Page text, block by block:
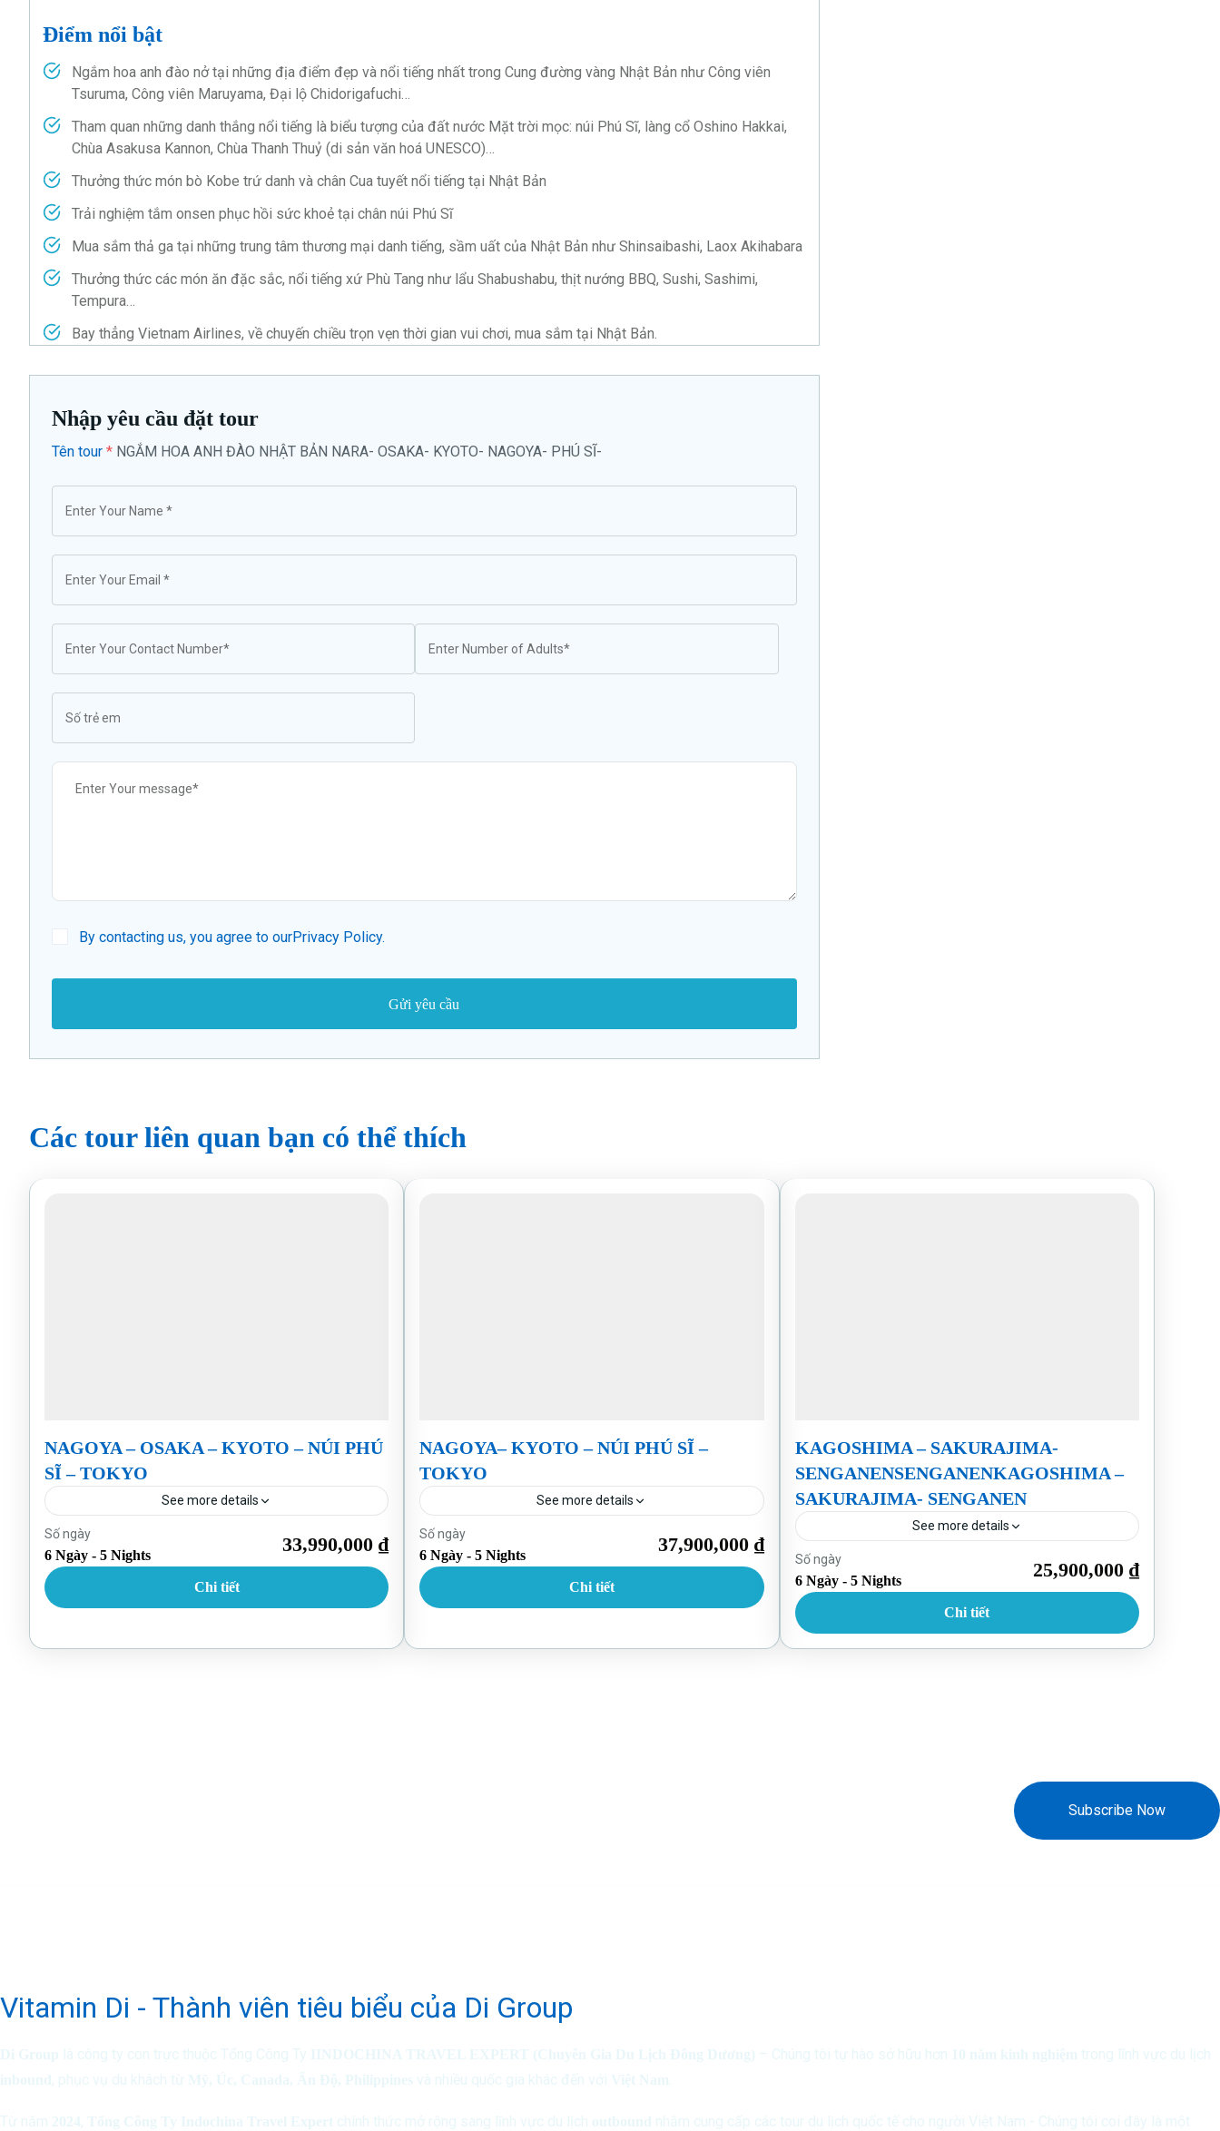
Điểm nổi bật
Ngắm hoa anh đào nở tại những địa điểm đẹp và nổi tiếng nhất trong Cung đường vàng Nhật Bản như Công viên
Tsuruma, Công viên Maruyama, Đại lộ Chidorigafuchi…
Tham quan những danh thắng nổi tiếng là biểu tượng của đất nước Mặt trời mọc: núi Phú Sĩ, làng cổ Oshino Hakkai,
Chùa Asakusa Kannon, Chùa Thanh Thuỷ (di sản văn hoá UNESCO)…
Thưởng thức món bò Kobe trứ danh và chân Cua tuyết nổi tiếng tại Nhật Bản
Trải nghiệm tắm onsen phục hồi sức khoẻ tại chân núi Phú Sĩ
Mua sắm thả ga tại những trung tâm thương mại danh tiếng, sầm uất của Nhật Bản như Shinsaibashi, Laox Akihabara
Thưởng thức các món ăn đặc sắc, nổi tiếng xứ Phù Tang như lẩu Shabushabu, thịt nướng BBQ, Sushi, Sashimi,
Tempura…
Bay thẳng Vietnam Airlines, về chuyến chiều trọn vẹn thời gian vui chơi, mua sắm tại Nhật Bản.
Nhập yêu cầu đặt tour
Tên tour * NGẮM HOA ANH ĐÀO NHẬT BẢN NARA- OSAKA- KYOTO- NAGOYA- PHÚ SĨ-
By contacting us, you agree to ourPrivacy Policy.
Các tour liên quan bạn có thể thích
NAGOYA – OSAKA – KYOTO – NÚI PHÚ
SĨ – TOKYO
See more details
Nhật Bản
Số ngày
6 Ngày - 5 Nights 33,990,000 ₫
Chi tiết
NAGOYA– KYOTO – NÚI PHÚ SĨ –
TOKYO
See more details
Nhật Bản
Số ngày
6 Ngày - 5 Nights 37,900,000 ₫
Chi tiết
KAGOSHIMA – SAKURAJIMA-
SENGANENSENGANENKAGOSHIMA –
SAKURAJIMA- SENGANEN
See more details
Nhật Bản
Số ngày
6 Ngày - 5 Nights 25,900,000 ₫
Chi tiết
Subscribe Now
Vitamin Di - Thành viên tiêu biểu của Di Group